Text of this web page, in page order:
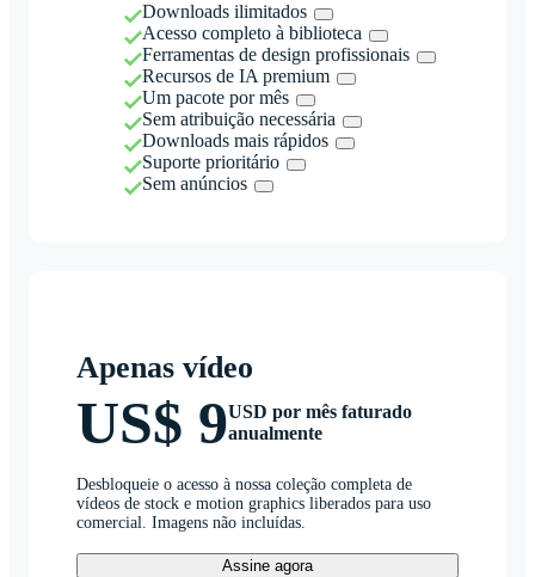
Downloads ilimitados
Acesso completo à biblioteca
Ferramentas de design profissionais
Recursos de IA premium
Um pacote por mês
Sem atribuição necessária
Downloads mais rápidos
Suporte prioritário
Sem anúncios
Apenas vídeo
US$ 9USD por mês faturado
anualmente
Desbloqueie o acesso à nossa coleção completa de
vídeos de stock e motion graphics liberados para uso
comercial. Imagens não incluídas.
Assine agora